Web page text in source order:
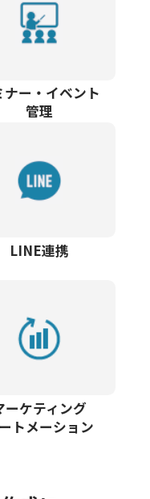
ナー・イベント
管理
LINE連携
ーケティング
トメーション